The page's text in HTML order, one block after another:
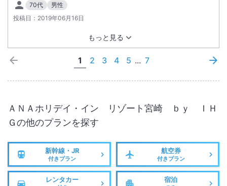
70代
男性
投稿日： 2019年06月16日
もっと見る
1 2 3 4 5 ... 7
ＡＮＡホリデイ・イン リゾート宮崎 ｂｙ ＩＨ
Ｇの他のプランを探す
新幹線・JR
付きプラン
航空券
付きプラン
レンタカー 宿泊